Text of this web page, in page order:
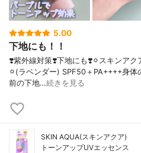
5.00
下地にも！！
❣️紫外線対策❣️下地にも❣️⚪︎スキンア
⚪︎(ラベンダー) SPF50＋PA++++身
前の下地…続きを見る
SKIN AQUA(スキンアクア)
トーンアップUVエッセンス